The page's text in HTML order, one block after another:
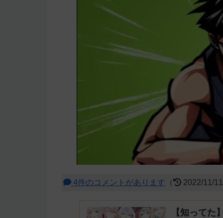
4件のコメントがあります （ 2022/11/
【知ってた